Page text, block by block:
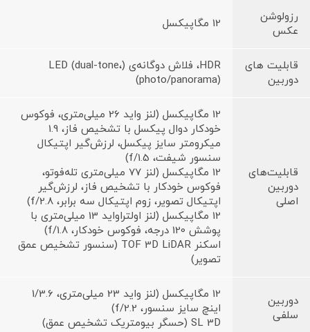
رزولوشن
عکس
12 مگاپیکسل
قابلیت های
دوربین
HDR، فلاش دوگانه‌ی (LED (dual-tone،
(photo/panorama)
قابلیت‌های
دوربین
اصلی
12 مگاپیکسل (لنز واید 26 میلی‌متری، فوکوس
خودکار دوال پیکسل با تشخیص فاز، 1.9
میکرومتر سایز پیکسل، لرزش‌گیر اپتیکال
سنسور شیفت، f/1.5)
12 مگاپیکسل (لنز 77 میلی‌متری تله‌فوتو،
فوکوس خودکار با تشخیص فاز، لرزش‌گیر
اپتیکال تصویر، زوم اپتیکال سه برابر، f/2.8)
12 مگاپیکسل (لنز اولتراواید 13 میلی‌متری با
پوشش 120 درجه، فوکوس خودکار، f/1.8)
اسکنر TOF 3D LiDAR (سنسور تشخیص عمق
تصویر)
دوربین
سلفی
12 مگاپیکسل (لنز واید 23 میلی‌متری، 1/3.6
اینچ سایز سنسور، f/2.2)
SL 3D (حسگر بیومتریک تشخیص عمق)